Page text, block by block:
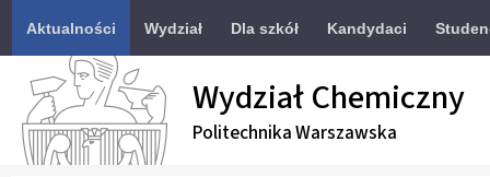
Aktualności Wydział Dla szkół Kandydaci
Wydział Chemiczny
Politechnika Warszawska